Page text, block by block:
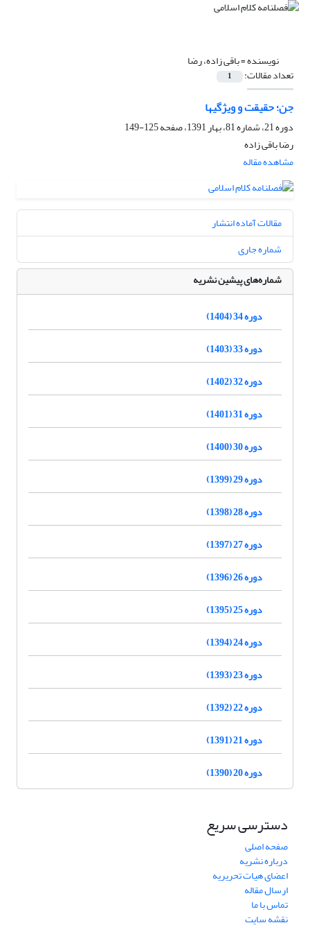
نویسنده =باقی زاده، رضا
تعداد مقالات: 1
جن؛ حقیقت و ویژگی‏ها
دوره 21، شماره 81، بهار 1391، صفحه
125-149
رضا باقی زاده
مشاهده مقاله
مقالات آماده انتشار
شماره جاری
شماره‌های پیشین نشریه
دوره 34 (1404)
دوره 33 (1403)
دوره 32 (1402)
دوره 31 (1401)
دوره 30 (1400)
دوره 29 (1399)
دوره 28 (1398)
دوره 27 (1397)
دوره 26 (1396)
دوره 25 (1395)
دوره 24 (1394)
دوره 23 (1393)
دوره 22 (1392)
دوره 21 (1391)
دوره 20 (1390)
دسترسی سریع
صفحه اصلی
درباره نشریه
اعضای هیات تحریریه
ارسال مقاله
تماس با ما
نقشه سایت